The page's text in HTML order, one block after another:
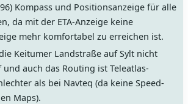
Kompass und Positionsanzeige für alle
da mit der ETA-Anzeige keine
mehr komfortabel zu erreichen ist.
Keitumer Landstraße auf Sylt nicht
auch das Routing ist Teleatlas-
als bei Navteq (da keine Speed-
Maps).